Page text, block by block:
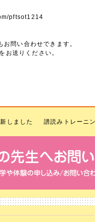
pftsot1214
お問い合わせできます。
お送りください。
しました 譜読みトレーニ